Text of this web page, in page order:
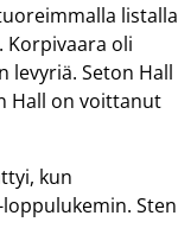
listalla
Korpivaara oli
levyriä. Seton Hall
Hall on voittanut
kun
Sten